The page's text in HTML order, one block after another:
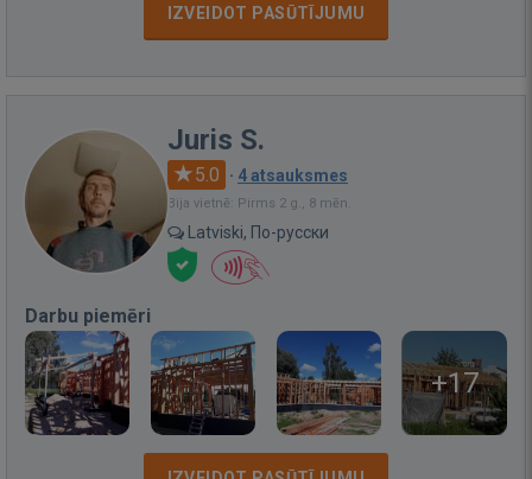
IZVEIDOT PASŪTĪJUMU
Juris S.
5.0 · 4 atsauksmes
Bija vietnē: Pirms 2 g., 8 mēn.
Latviski, По-русски
Darbu piemēri
+17